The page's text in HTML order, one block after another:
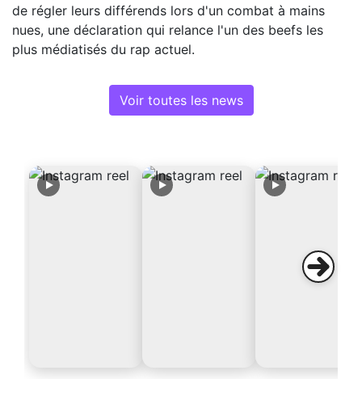
de régler leurs différends lors d'un combat à mains
nues, une déclaration qui relance l'un des beefs les
plus médiatisés du rap actuel.
Voir toutes les news